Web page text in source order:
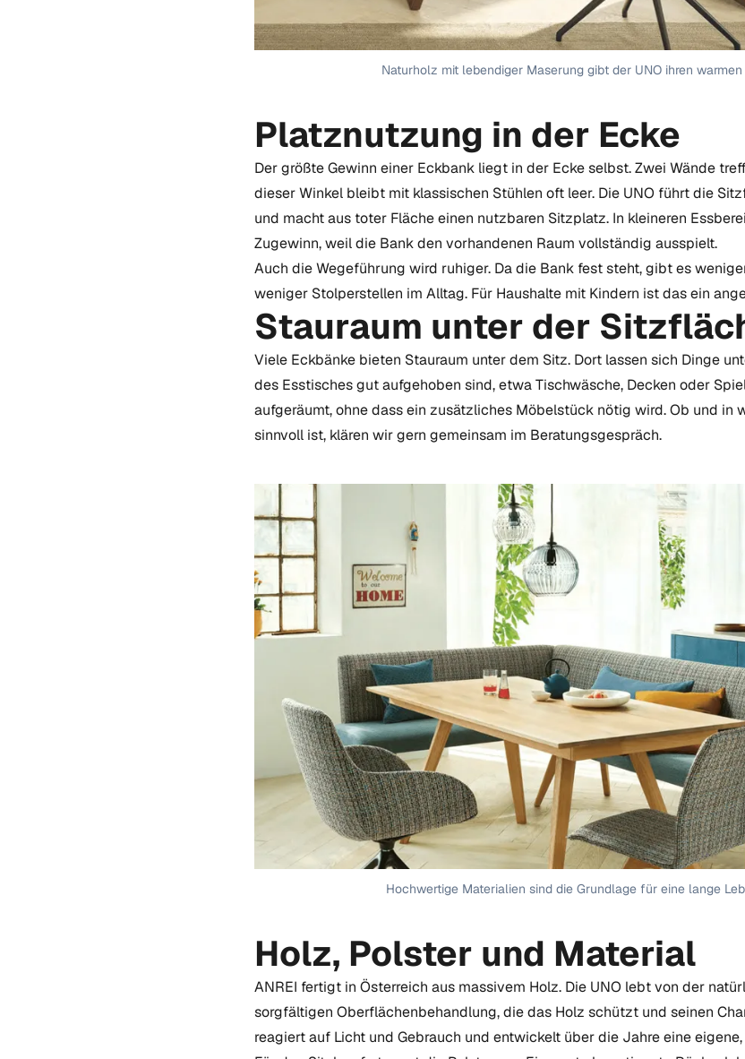
Naturholz mit lebendiger Maserung gibt der UNO ihren warmen
Platznutzung in der Ecke
Der größte Gewinn einer Eckbank liegt in der Ecke selbst. Zwei Wände
dieser Winkel bleibt mit klassischen Stühlen oft leer. Die UNO führt die
und macht aus toter Fläche einen nutzbaren Sitzplatz. In kleineren
Zugewinn, weil die Bank den vorhandenen Raum vollständig ausspielt.
Auch die Wegeführung wird ruhiger. Da die Bank fest steht, gibt es
weniger Stolperstellen im Alltag. Für Haushalte mit Kindern ist das ein
Stauraum unter der
Viele Eckbänke bieten Stauraum unter dem Sitz. Dort lassen sich Dinge
des Esstisches gut aufgehoben sind, etwa Tischwäsche, Decken oder
aufgeräumt, ohne dass ein zusätzliches Möbelstück nötig wird. Ob und in
sinnvoll ist, klären wir gern gemeinsam im Beratungsgespräch.
Hochwertige Materialien sind die Grundlage für eine lange
Holz, Polster und Material
ANREI fertigt in Österreich aus massivem Holz. Die UNO lebt von der
sorgfältigen Oberflächenbehandlung, die das Holz schützt und seinen
reagiert auf Licht und Gebrauch und entwickelt über die Jahre eine